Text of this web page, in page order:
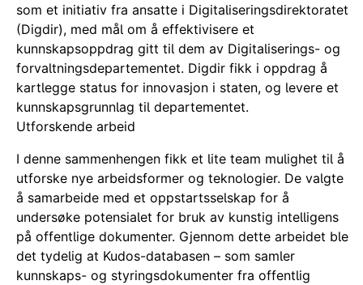
som et initiativ fra ansatte i Digitaliseringsdirektoratet
(Digdir), med mål om å effektivisere et
kunnskapsoppdrag gitt til dem av Digitaliserings- og
forvaltningsdepartementet. Digdir fikk i oppdrag å
kartlegge status for innovasjon i staten, og levere et
kunnskapsgrunnlag til departementet.
Utforskende arbeid
I denne sammenhengen fikk et lite team mulighet til å
utforske nye arbeidsformer og teknologier. De valgte
å samarbeide med et oppstartsselskap for å
undersøke potensialet for bruk av kunstig intelligens
på offentlige dokumenter. Gjennom dette arbeidet ble
det tydelig at Kudos-databasen – som samler
kunnskaps- og styringsdokumenter fra offentlig